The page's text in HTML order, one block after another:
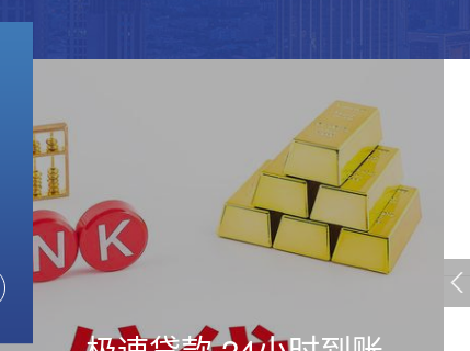
公积金信用贷款是指借款人
凭借个人或夫妻双方的公积
金账户余额进行贷款，不需
普洱企业税贷